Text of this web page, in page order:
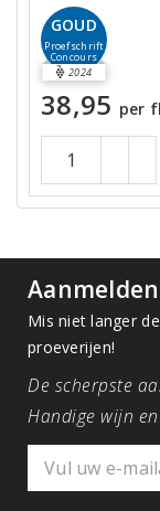
GOUD
Proefschrift
Concours
2024
38,95 per
Mis niet langer
proeverijen!
De scherpste
Handige wijn